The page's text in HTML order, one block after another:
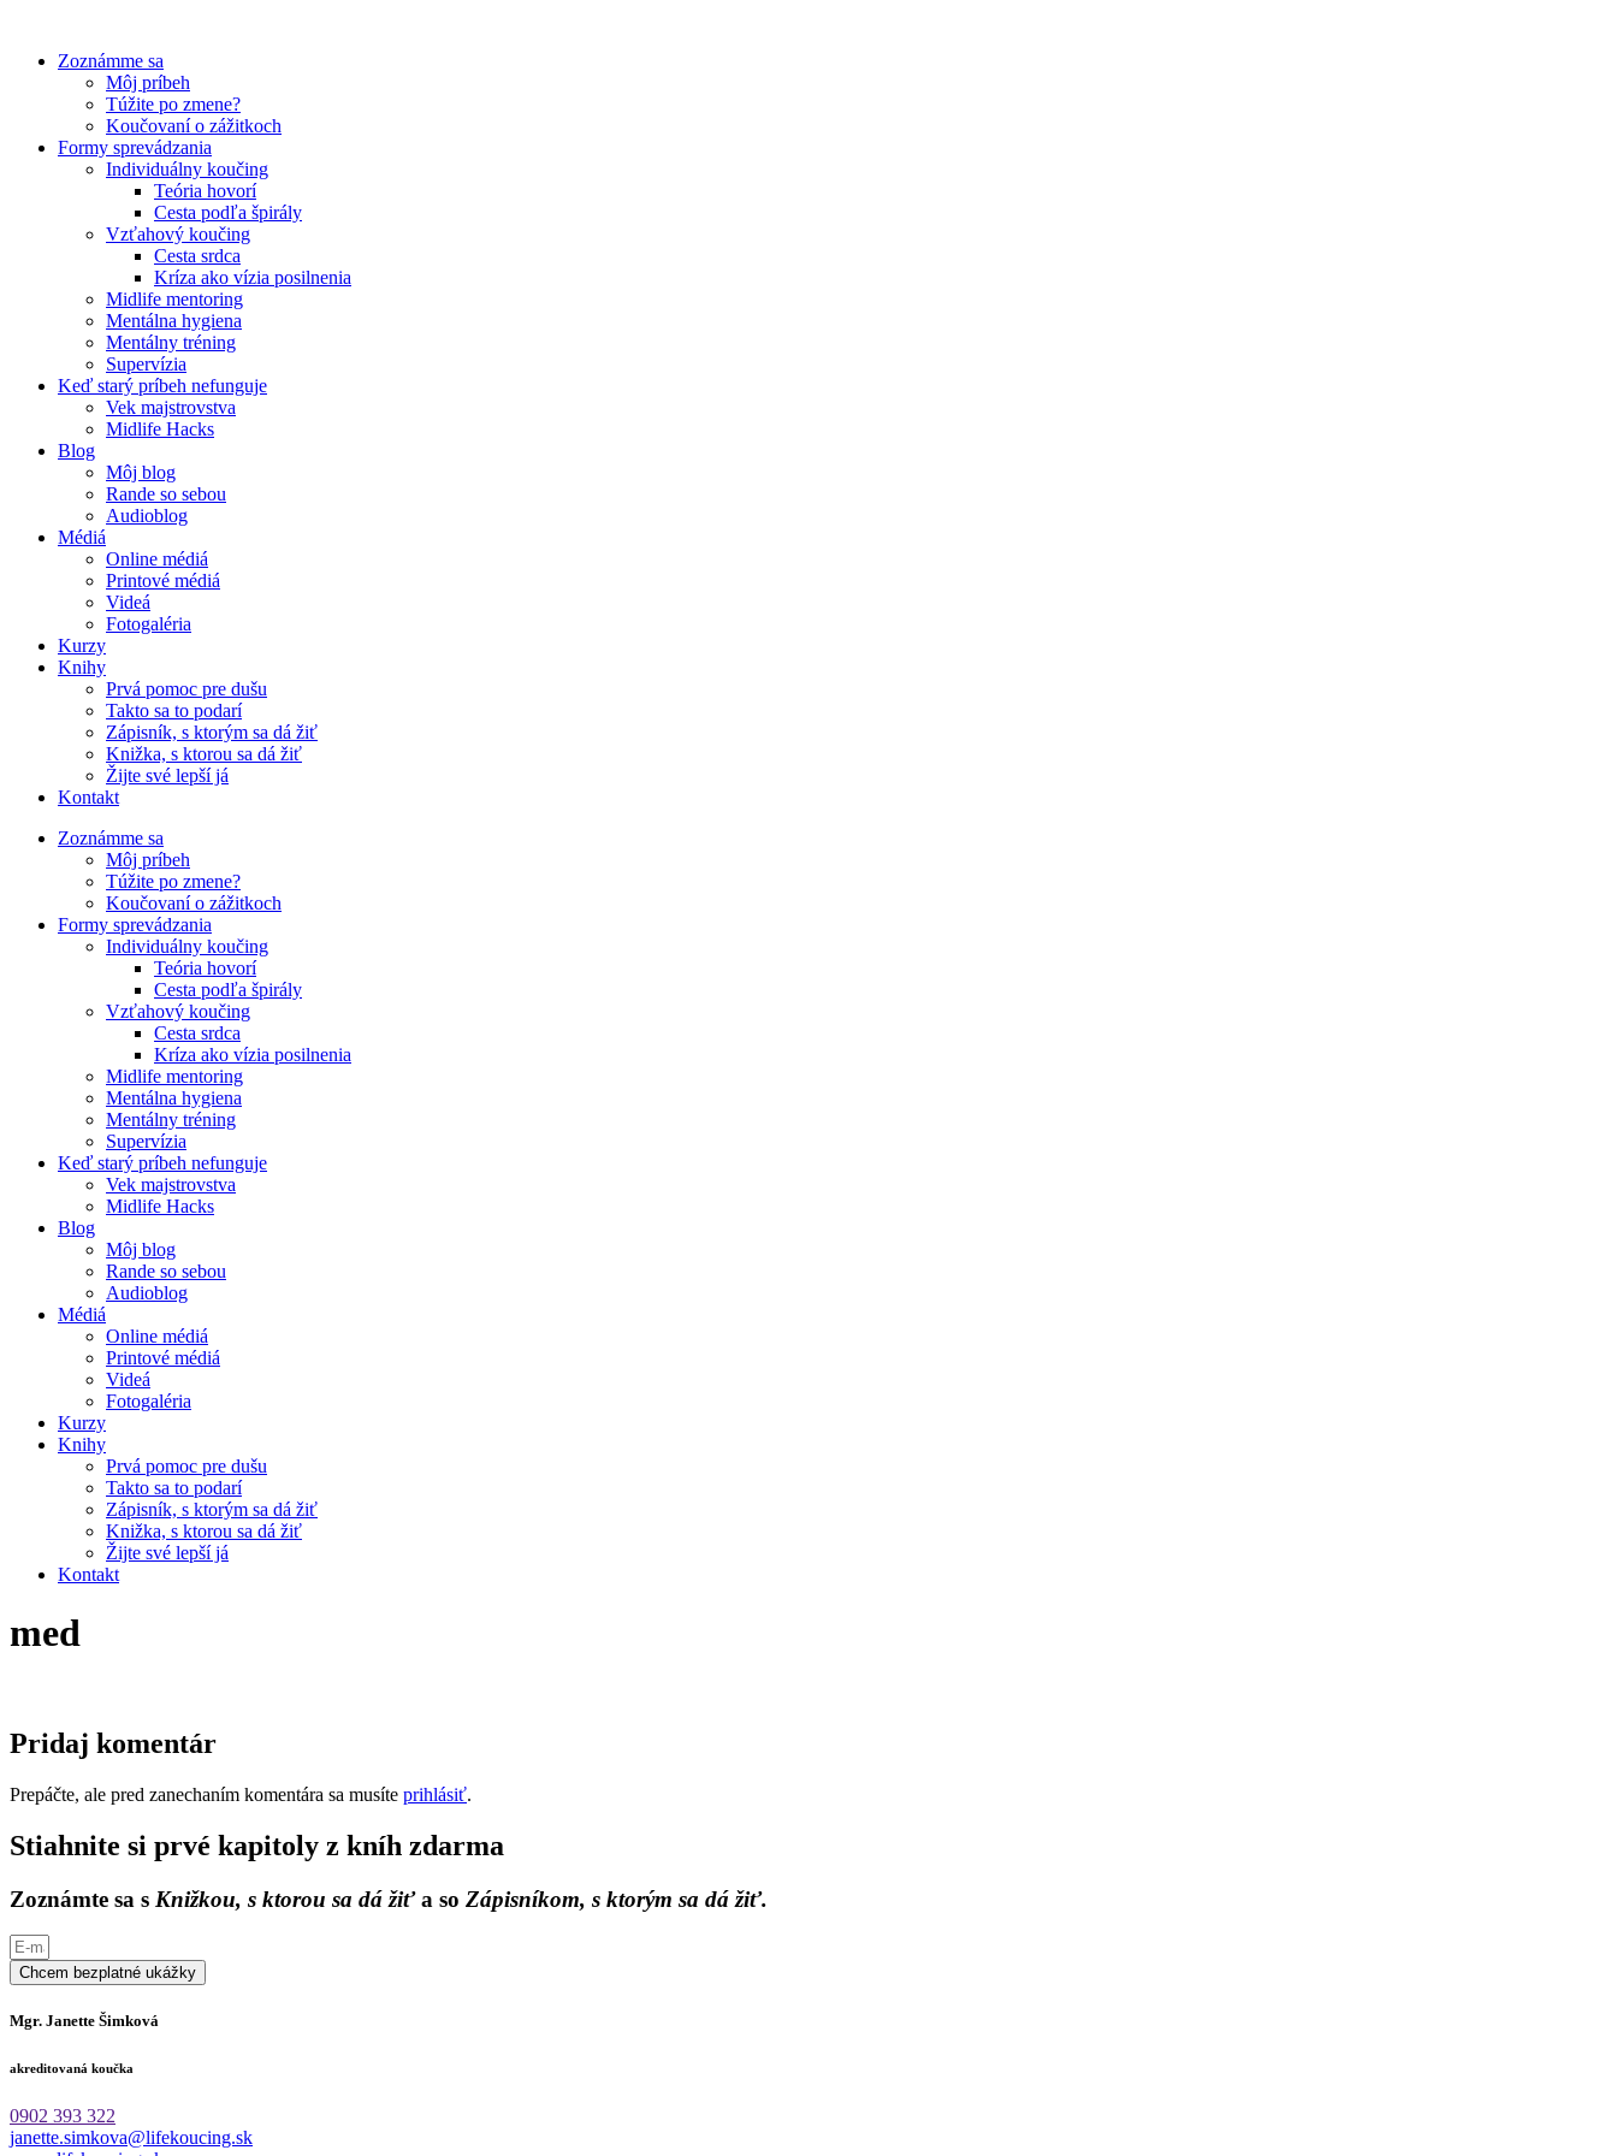
obsah
Zoznámme sa
Môj príbeh
Túžite po zmene?
Koučovaní o zážitkoch
Formy sprevádzania
Individuálny koučing
Teória hovorí
Cesta podľa špirály
Vzťahový koučing
Cesta srdca
Kríza ako vízia posilnenia
Midlife mentoring
Mentálna hygiena
Mentálny tréning
Supervízia
Keď starý príbeh nefunguje
Vek majstrovstva
Midlife Hacks
Blog
Môj blog
Rande so sebou
Audioblog
Médiá
Online médiá
Printové médiá
Videá
Fotogaléria
Kurzy
Knihy
Prvá pomoc pre dušu
Takto sa to podarí
Zápisník, s ktorým sa dá žiť
Knižka, s ktorou sa dá žiť
Žijte své lepší já
Kontakt
Zoznámme sa
Môj príbeh
Túžite po zmene?
Koučovaní o zážitkoch
Formy sprevádzania
Individuálny koučing
Teória hovorí
Cesta podľa špirály
Vzťahový koučing
Cesta srdca
Kríza ako vízia posilnenia
Midlife mentoring
Mentálna hygiena
Mentálny tréning
Supervízia
Keď starý príbeh nefunguje
Vek majstrovstva
Midlife Hacks
Blog
Môj blog
Rande so sebou
Audioblog
Médiá
Online médiá
Printové médiá
Videá
Fotogaléria
Kurzy
Knihy
Prvá pomoc pre dušu
Takto sa to podarí
Zápisník, s ktorým sa dá žiť
Knižka, s ktorou sa dá žiť
Žijte své lepší já
Kontakt
med
Pridaj komentár
Prepáčte, ale pred zanechaním komentára sa musíte prihlásiť.
Stiahnite si prvé kapitoly z kníh zdarma
Zoznámte sa s Knižkou, s ktorou sa dá žiťa so Zápisníkom, s ktorým sa dá žiť.
Chcem bezplatné ukážky
Mgr. Janette Šimková
akreditovaná koučka
0902 393 322
janette.simkova@lifekoucing.sk